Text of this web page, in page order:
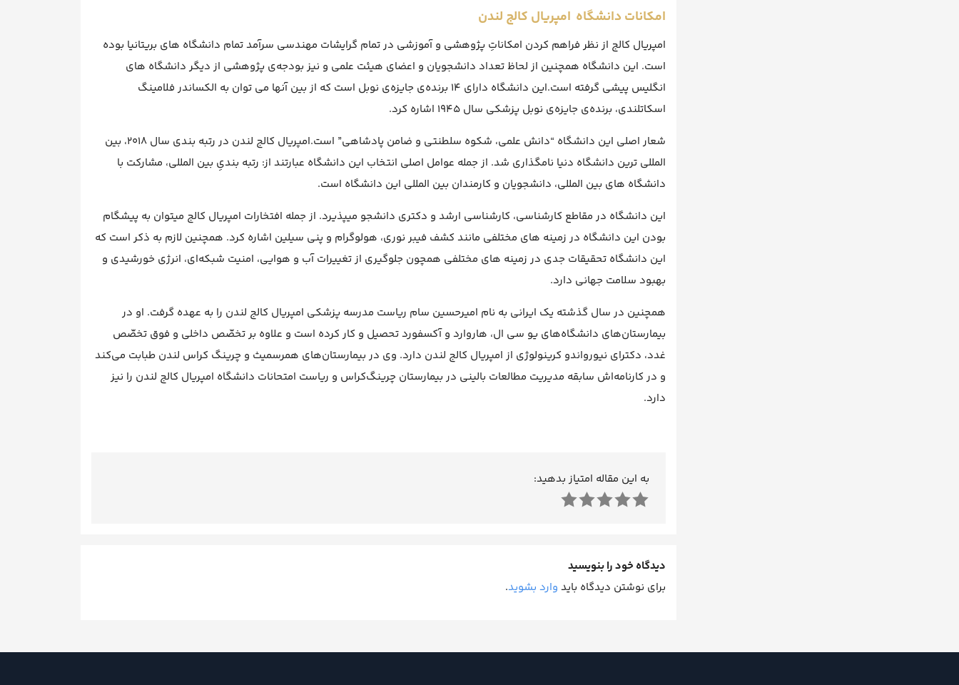
امکانات دانشگاه امپریال کالج لندن
امپریال کالج از نظر فراهم کردن امکاناتِ پژوهشی و آموزشی در تمام گرایشات مهندسی سرآمد تمام دانشگاه های بریتانیا بوده
است. این دانشگاه همچنین از لحاظ تعداد دانشجویان و اعضای هیئت علمی و نیز بودجه‌ی پژوهشی از دیگر دانشگاه های
انگلیس پیشی گرفته است.این دانشگاه دارای ۱۴ برنده‌ی جایزه‌ی نوبل است ‌که از بین آنها می توان به الکساندر فلامینگ
اسکاتلندی، برنده‌ی جایزه‌ی نوبل پزشکی سال ۱۹۴۵ اشاره کرد.
شعار اصلی این دانشگاه “دانش علمی، شکوه سلطنتی و ضامن پادشاهی” است.امپریال کالج لندن در رتبه بندی سال ۲۰۱۸، بین
المللی ترین دانشگاه دنیا نامگذاری شد. از جمله عوامل اصلی انتخاب این دانشگاه عبارتند از: رتبه بندیِ بین المللی، مشارکت با
دانشگاه های بین المللی، دانشجویان و کارمندان بین المللی این دانشگاه است.
این دانشگاه در مقاطع کارشناسی، کارشناسی ارشد و دکتری دانشجو میپذیرد. از جمله افتخارات امپریال کالج میتوان به پیشگام
بودن این دانشگاه در زمینه های مختلفی مانند کشف فیبر نوری، هولوگرام و پنی سیلین اشاره کرد. همچنین لازم به ذکر است که
این دانشگاه تحقیقات جدی در زمینه های مختلفی همچون جلوگیری از تغییرات آب و هوایی، امنیت شبکه‌ای، انرژی خورشیدی و
بهبود سلامت جهانی دارد.
همچنین در سال گذشته یک ایرانی به نام امیرحسین سام ریاست مدرسه پزشکی امپریال کالج لندن را به عهده گرفت. او در
بیمارستان‌های دانشگاه‌های یو سی ال، هاروارد و آکسفورد تحصیل و کار کرده است و علاوه بر تخصّص داخلی و فوق تخصّص
غدد، دکترای نیورواندو کرینولوژی از امپریال کالج لندن دارد. وی در بیمارستان‌های همرسمیث و چرینگ کراس لندن طبابت می‌کند
و در کارنامه‌اش سابقه‌ مدیریت مطالعات بالینی در بیمارستان چرینگ‌کراس و ریاست امتحانات دانشگاه امپریال کالج لندن را نیز
دارد.
به این مقاله امتیاز بدهید:
دیدگاه خود را بنویسید
برای نوشتن دیدگاه باید وارد بشوید.